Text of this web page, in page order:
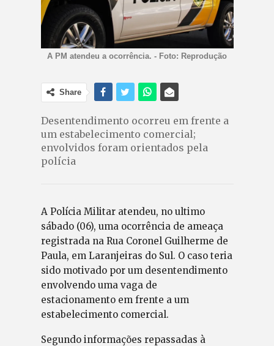
A PM atendeu a ocorrência. - Foto: Reprodução
Share
Desentendimento ocorreu em frente a
um estabelecimento comercial;
envolvidos foram orientados pela
polícia
A Polícia Militar atendeu, no ultimo
sábado (06), uma ocorrência de ameaça
registrada na Rua Coronel Guilherme de
Paula, em Laranjeiras do Sul. O caso teria
sido motivado por um desentendimento
envolvendo uma vaga de
estacionamento em frente a um
estabelecimento comercial.
Segundo informações repassadas à